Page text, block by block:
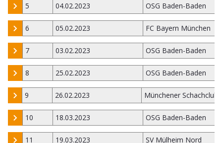
5 04.02.2023 OSG Baden-Baden
6 05.02.2023 FC Bayern München
7 03.02.2023 OSG Baden-Baden
8 25.02.2023 OSG Baden-Baden
9 26.02.2023 Münchener Schachclub
10 18.03.2023 OSG Baden-Baden
11 19.03.2023 SV Mülheim Nord